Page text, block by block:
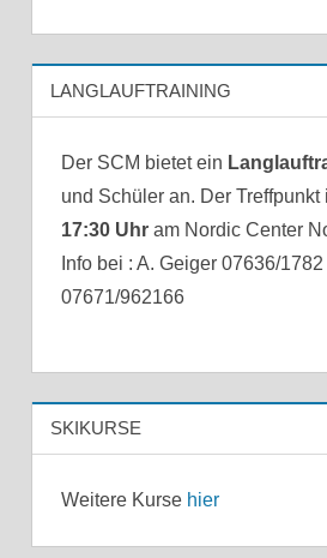
LANGLAUFTRAINING
Der SCM bietet ein
und Schüler an. Der Treffpunkt
17:30 Uhram Nordic Center
Info bei : A. Geiger 07636/
07671/962166
SKIKURSE
Weitere Kurse hier